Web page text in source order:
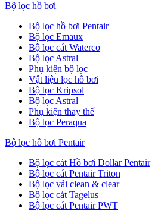
Bộ lọc hồ bơi
Bộ lọc hồ bơi Pentair
Bộ lọc Emaux
Bộ lọc cát Waterco
Bộ lọc Astral
Phụ kiện bộ lọc
Vật liệu lọc hồ bơi
Bộ lọc Kripsol
Bộ lọc Astral
Phụ kiện thay thế
Bộ lọc Peraqua
Bộ lọc hồ bơi Pentair
Bộ lọc cát Hồ bơi Dollar Pentair
Bộ lọc cát Pentair Triton
Bộ lọc vải clean & clear
Bộ lọc cát Tagelus
Bộ lọc cát Pentair PWT